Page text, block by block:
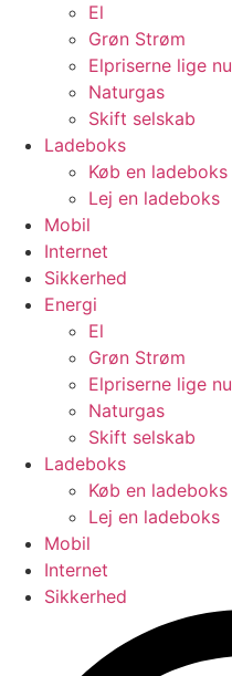
El
Grøn Strøm
Elpriserne lige nu
Naturgas
Skift selskab
Ladeboks
Køb en ladeboks
Lej en ladeboks
Mobil
Internet
Sikkerhed
Energi
El
Grøn Strøm
Elpriserne lige nu
Naturgas
Skift selskab
Ladeboks
Køb en ladeboks
Lej en ladeboks
Mobil
Internet
Sikkerhed